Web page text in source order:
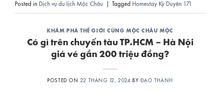
Posted in Dịch vụ du lịch Mộc Châu Tagged Homestay Kỳ Duyên 171
KHÁM PHÁ THẾ GIỚI CÙNG MỘC CHÂU MỘC
Có gì trên chuyến tàu TP.HCM – Hà Nội
giá vé gần 200 triệu đồng?
POSTED ON 22 THÁNG 12, 2024 BY ĐẠO THÀNH